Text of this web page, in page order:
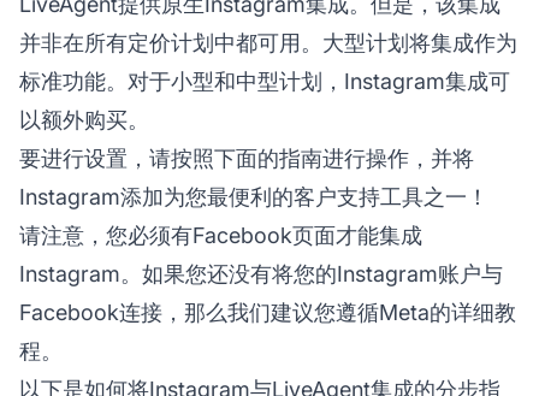
并非在所有定价计划中都可用。大型计划将集成作为
标准功能。对于小型和中型计划，Instagram集成可
以额外购买。
要进行设置，请按照下面的指南进行操作，并将
Instagram添加为您最便利的客户支持工具之一！
请注意，您必须有Facebook页面才能集成
Instagram。如果您还没有将您的Instagram账户与
Facebook连接，那么我们建议您遵循Meta的详细教
程。
以下是如何将Instagram与LiveAgent集成的分步指